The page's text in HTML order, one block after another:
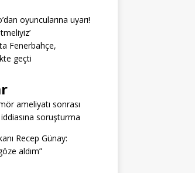
oyuncularına uyarı!
Fenerbahçe,
geçti
ameliyatı sonrası
soruşturma
Recep Günay:
aldım”